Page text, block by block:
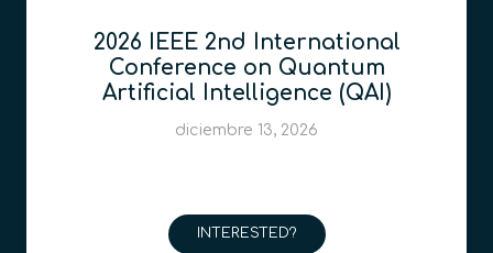
2026 IEEE 2nd International
Conference on Quantum
Artificial Intelligence (QAI)
diciembre 13, 2026
INTERESTED?